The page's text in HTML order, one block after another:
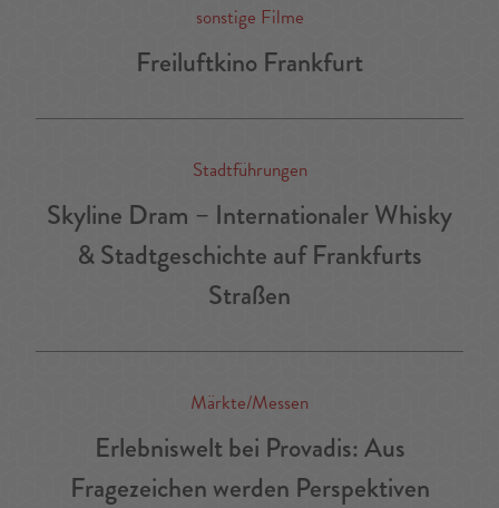
sonstige Filme
Freiluftkino Frankfurt
Stadtführungen
Skyline Dram – Internationaler Whisky
& Stadtgeschichte auf Frankfurts
Straßen
Märkte/Messen
Erlebniswelt bei Provadis: Aus
Fragezeichen werden Perspektiven